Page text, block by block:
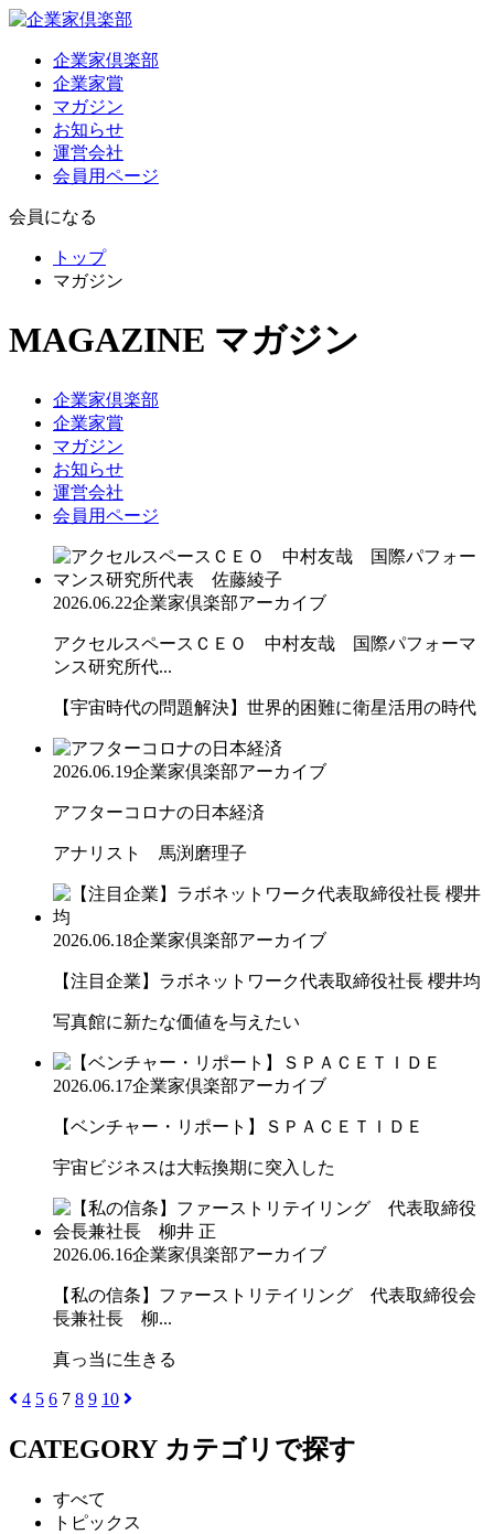
企業家倶楽部
企業家賞
マガジン
お知らせ
運営会社
会員用ページ
会員になる
トップ
マガジン
MAGAZINE マガジン
企業家倶楽部
企業家賞
マガジン
お知らせ
運営会社
会員用ページ
2026.06.22企業家倶楽部アーカイブ
アクセルスペースＣＥＯ 中村友哉 国際パフォーマ
ンス研究所代...
【宇宙時代の問題解決】世界的困難に衛星活用の時代
2026.06.19企業家倶楽部アーカイブ
アフターコロナの日本経済
アナリスト 馬渕磨理子
2026.06.18企業家倶楽部アーカイブ
【注目企業】ラボネットワーク代表取締役社長 櫻井均
写真館に新たな価値を与えたい
2026.06.17企業家倶楽部アーカイブ
【ベンチャー・リポート】ＳＰＡＣＥＴＩＤＥ
宇宙ビジネスは大転換期に突入した
2026.06.16企業家倶楽部アーカイブ
【私の信条】ファーストリテイリング 代表取締役会
長兼社長 柳...
真っ当に生きる
4 5 6 7 8 9 10
CATEGORY カテゴリで探す
すべて
トピックス